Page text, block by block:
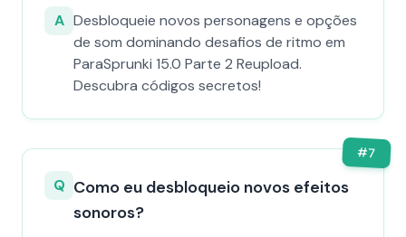
A Desbloqueie novos personagens e opções
de som dominando desafios de ritmo em
ParaSprunki 15.0 Parte 2 Reupload.
Descubra códigos secretos!
#7
Q Como eu desbloqueio novos efeitos
sonoros?